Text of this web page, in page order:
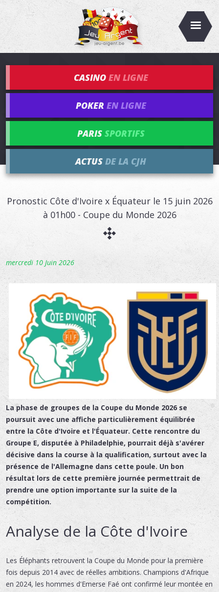
CASINO EN LIGNE
POKER EN LIGNE
PARIS SPORTIFS
ACTUS DE LA CJH
Pronostic Côte d'Ivoire x Équateur le 15 juin 2026
à 01h00 - Coupe du Monde 2026
mercredi 10 Juin 2026
La phase de groupes de la Coupe du Monde 2026 se
poursuit avec une affiche particulièrement équilibrée
entre la Côte d'Ivoire et l'Équateur. Cette rencontre du
Groupe E, disputée à Philadelphie, pourrait déjà s'avérer
décisive dans la course à la qualification, surtout avec la
présence de l'Allemagne dans cette poule. Un bon
résultat lors de cette première journée permettrait de
prendre une option importante sur la suite de la
compétition.
Analyse de la Côte d'Ivoire
Les Éléphants retrouvent la Coupe du Monde pour la première
fois depuis 2014 avec de réelles ambitions. Champions d'Afrique
en 2024, les hommes d'Emerse Faé ont confirmé leur montée en